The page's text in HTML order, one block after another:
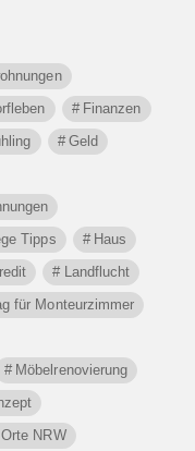
Finanzen
Geld
Tipps
Haus
Landflucht
für Monteurzimmer
Möbelrenovierung
Orte NRW